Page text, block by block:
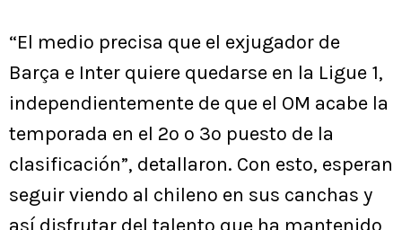
“El medio precisa que el exjugador de
Barça e Inter quiere quedarse en la Ligue 1,
independientemente de que el OM acabe la
temporada en el 2º o 3º puesto de la
clasificación”, detallaron. Con esto, esperan
seguir viendo al chileno en sus canchas y